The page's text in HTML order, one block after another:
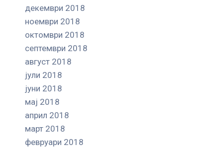
декември 2018
ноември 2018
октомври 2018
септември 2018
август 2018
јули 2018
јуни 2018
мај 2018
април 2018
март 2018
февруари 2018